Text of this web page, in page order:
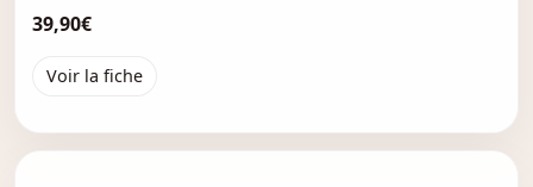
39,90€
Voir la fiche